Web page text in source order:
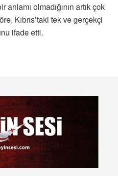
olmadığının artık çok
Kıbrıs’taki tek ve gerçekçi
ifade etti.